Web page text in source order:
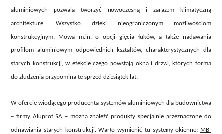
aluminiowych pozwala tworzyć nowoczesną i zarazem klimatyczną
architekturę. Wszystko dzięki nieograniczonym możliwościom
konstrukcyjnym. Mowa m.in. o opcji gięcia łuków, a także nadawania
profilom aluminiowym odpowiednich kształtów, charakterystycznych dla
starych konstrukcji, w efekcie czego powstają okna i drzwi, których forma
do złudzenia przypomina te sprzed dziesiątek lat.
W ofercie wiodącego producenta systemów aluminiowych dla budownictwa
– firmy Aluprof SA – można znaleźć produkty specjalnie przeznaczone do
odnawiania starych konstrukcji. Warto wymienić tu systemy okienne: MB-